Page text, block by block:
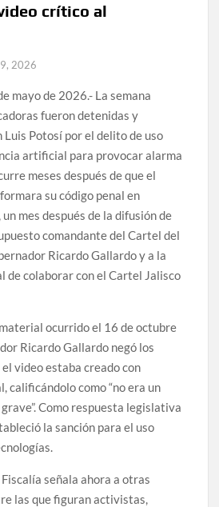
crítico al
2026
mayo de 2026.- La semana
fueron detenidas y
Luis Potosí por el delito de uso
artificial para provocar alarma
meses después de que el
su código penal en
mes después de la difusión de
comandante del Cartel del
Ricardo Gallardo y a la
de colaborar con el Cartel Jalisco
ocurrido el 16 de octubre
Ricardo Gallardo negó los
video estaba creado con
calificándolo como “no era un
Como respuesta legislativa
la sanción para el uso
señala ahora a otras
las que figuran activistas,